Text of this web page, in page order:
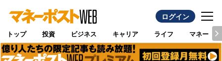
ログイン
トップ 投資 ビジネス キャリア ライフ マネー